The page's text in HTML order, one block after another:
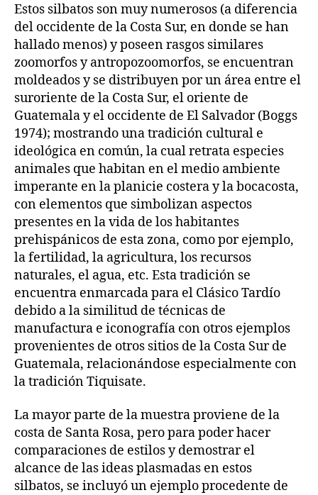
Estos silbatos son muy numerosos (a diferencia
del occidente de la Costa Sur, en donde se han
hallado menos) y poseen rasgos similares
zoomorfos y antropozoomorfos, se encuentran
moldeados y se distribuyen por un área entre el
suroriente de la Costa Sur, el oriente de
Guatemala y el occidente de El Salvador (Boggs
1974); mostrando una tradición cultural e
ideológica en común, la cual retrata especies
animales que habitan en el medio ambiente
imperante en la planicie costera y la bocacosta,
con elementos que simbolizan aspectos
presentes en la vida de los habitantes
prehispánicos de esta zona, como por ejemplo,
la fertilidad, la agricultura, los recursos
naturales, el agua, etc. Esta tradición se
encuentra enmarcada para el Clásico Tardío
debido a la similitud de técnicas de
manufactura e iconografía con otros ejemplos
provenientes de otros sitios de la Costa Sur de
Guatemala, relacionándose especialmente con
la tradición Tiquisate.
La mayor parte de la muestra proviene de la
costa de Santa Rosa, pero para poder hacer
comparaciones de estilos y demostrar el
alcance de las ideas plasmadas en estos
silbatos, se incluyó un ejemplo procedente de